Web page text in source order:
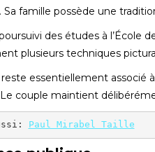
Sa famille possède une
des études à l’École
plusieurs techniques
essentiellement associé
couple maintient
Paul Mirabel Taille